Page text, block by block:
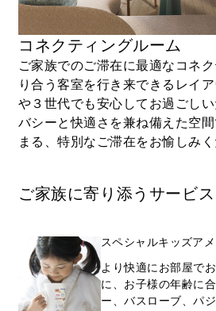
コネクティングルーム
ご家族でのご滞在に最適なコネ
り合う客室を行き来できるレイ
や３世代でも安心してお過ごし
バシーと快適さを兼ね備えた空
まる、特別なご滞在をお愉しみく
ご家族に寄り添うサービ
スペシャルキッズア
より快適にお部屋で
に、お子様の年齢に
ー、バスローブ、パ